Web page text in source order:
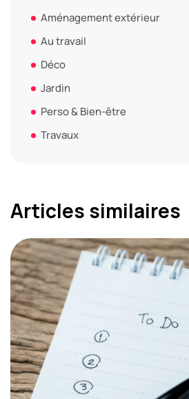
Aménagement extérieur
Au travail
Déco
Jardin
Perso & Bien-être
Travaux
Articles similaires